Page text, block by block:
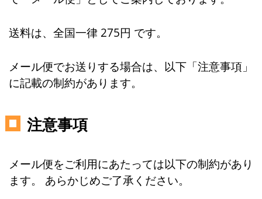
送料は、全国一律 275円 です。
メール便でお送りする場合は、以下「注意事項」
に記載の制約があります。
注意事項
メール便をご利用にあたっては以下の制約があり
ます。 あらかじめご了承ください。